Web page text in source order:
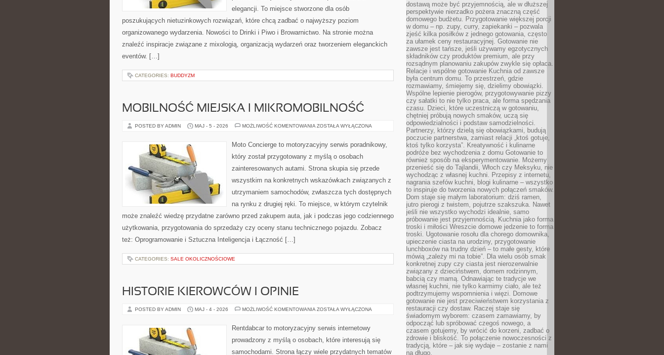
elegancji. To miejsce stworzone dla osób
poszukujących nietuzinkowych rozwiązań, które chcą zadbać o najwyższy poziom
organizowanego wydarzenia. Nowości to Drinki i Piwo i Browarnictwo. Na stronie można
znaleźć inspiracje związane z mixologią, organizacją wydarzeń oraz tworzeniem eleganckich
eventów. […]
CATEGORIES: BUDDYZM
MOBILNOŚĆ MIEJSKA I MIKROMOBILNOŚĆ
POSTED BY ADMIN MAJ - 5 - 2026 MOŻLIWOŚĆ KOMENTOWANIA MOBILNOŚĆ
MIKROMOBILNOŚĆ
ZOSTAŁA WYŁĄCZONA
Moto Concierge to motoryzacyjny serwis poradnikowy,
który został przygotowany z myślą o osobach
zainteresowanych autami. Strona skupia się przede
wszystkim na konkretnych wskazówkach związanych z
utrzymaniem samochodów, zwłaszcza tych dostępnych
na rynku z drugiej ręki. To miejsce, w którym czytelnik
może znaleźć wiedzę przydatne zarówno przed zakupem auta, jak i podczas jego codziennego
użytkowania, przygotowania do sprzedaży czy oceny stanu technicznego pojazdu. Zobacz
też: Oprogramowanie i Sztuczna Inteligencja i Łączność […]
CATEGORIES: SALE OKOLICZNOŚCIOWE
HISTORIE KIEROWCÓW I OPINIE
POSTED BY ADMIN MAJ - 4 - 2026 MOŻLIWOŚĆ KOMENTOWANIA HISTORIE
OPINIE
ZOSTAŁA WYŁĄCZONA
Rentdabcar to motoryzacyjny serwis internetowy
prowadzony z myślą o osobach, które interesują się
samochodami. Strona łączy wiele przydatnych tematów
dostawą może być przyjemnością, ale w dłuższej
perspektywie nierzadko pożera znaczną część
domowego budżetu. Przygotowanie większej porcji
w domu – np. zupy, curry, zapiekanki – pozwala
zjeść kilka posiłków z jednego gotowania, często
za ułamek ceny restauracyjnej. Gotowanie nie
zawsze jest tańsze, jeśli używamy egzotycznych
składników czy produktów premium, ale przy
rozsądnym planowaniu zakupów zwykle się opłaca.
Relacje i wspólne gotowanie Kuchnia od zawsze
była centrum domu. To przestrzeń, gdzie
rozmawiamy, śmiejemy się, dzielimy obowiązki.
Wspólne lepienie pierogów, przygotowywanie pizzy
czy sałatki to nie tylko praca, ale forma spędzania
czasu. Dzieci, które uczestniczą w gotowaniu,
chętniej próbują nowych smaków, uczą się
odpowiedzialności i podstaw samodzielności.
Partnerzy, którzy dzielą się obowiązkami, budują
poczucie partnerstwa, zamiast relacji „ktoś gotuje,
ktoś tylko korzysta”. Kreatywność i kulinarne
podróże bez wychodzenia z domu Gotowanie to
również sposób na eksperymentowanie. Możemy
przenieść się do Tajlandii, Włoch czy Meksyku, nie
wychodząc z własnej kuchni. Przepisy z internetu,
nagrania szefów kuchni, blogi kulinarne – wszystko
to inspiruje do tworzenia nowych połączeń smaków.
Dom staje się małym laboratorium: dziś ramen,
jutro pierogi z twistem, pojutrze szakszuka. Nawet
jeśli nie wszystko wychodzi idealnie, samo
próbowanie jest przyjemnością. Kuchnia jako forma
troski i miłości Wreszcie domowe jedzenie to forma
troski. Ugotowanie rosołu dla chorego domownika,
upieczenie ciasta na urodziny, przygotowanie
lunchboxów na trudny dzień – to małe gesty, które
mówią „zależy mi na tobie”. Dla wielu osób smak
konkretnej zupy czy ciasta jest nierozerwalnie
związany z dzieciństwem, domem rodzinnym,
babcią czy mamą. Odnawiając te tradycje we
własnej kuchni, nie tylko karmimy ciało, ale też
podtrzymujemy wspomnienia i więzi. Domowe
gotowanie nie jest przeciwieństwem korzystania z
restauracji czy dostaw. Raczej staje się
świadomym wyborem: czasem zamawiamy, by
odpocząć lub spróbować czegoś nowego, a
czasem gotujemy, by wrócić do korzeni, zadbać o
zdrowie i bliskość. To połączenie nowoczesności z
tradycją, które – jak się wydaje – zostanie z nami
na długo.